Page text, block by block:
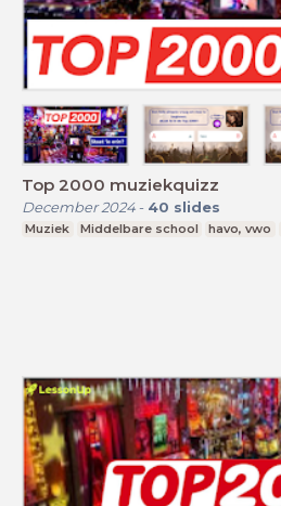
Top 2000 muziekquizz
December 2024- 40 slides
Muziek Middelbare school havo, vwo